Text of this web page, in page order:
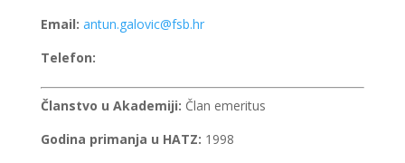
Email: antun.galovic@fsb.hr
Telefon:
Članstvo u Akademiji: Član emeritus
Godina primanja u HATZ: 1998